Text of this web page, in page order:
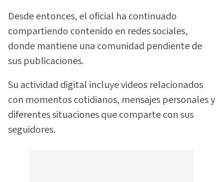
Desde entonces, el oficial ha continuado
compartiendo contenido en redes sociales,
donde mantiene una comunidad pendiente de
sus publicaciones.
Su actividad digital incluye videos relacionados
con momentos cotidianos, mensajes personales y
diferentes situaciones que comparte con sus
seguidores.